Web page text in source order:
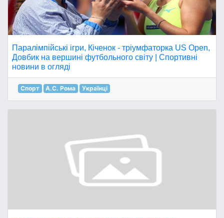
Паралімпійські ігри, Кіченок - тріумфаторка US Open,
Довбик на вершині футбольного світу | Спортивні
новини в огляді
Спорт А.С. Рома Українці